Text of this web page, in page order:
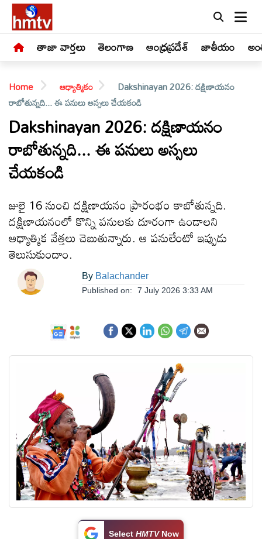
తాజా వార్తలు తెలంగాణ ఆంధ్రప్రదేశ్ జాతీయం
LIVE
తాజా
తెలంగాణ
ఆంధ్రప్రదేశ్
జాతీయం
అంతర్జాతీయం
క్రీడలు
వ్యాపారం
లైఫ్
స్టైల్
Home ఆధ్యాత్మికం
Dakshinayan 2026: దక్షిణాయనం
రాబోతున్నది... ఈ పనులు అస్సలు చేయకండి
Dakshinayan 2026: దక్షిణాయనం
రాబోతున్నది... ఈ పనులు అస్సలు
చేయకండి
జులై 16 నుంచి దక్షిణాయనం ప్రారంభం కాబోతున్నది.
దక్షిణాయనంలో కొన్ని పనులకు దూరంగా ఉండాలని
ఆధ్యాత్మిక వేత్తలు చెబుతున్నారు. ఆ పనులేంటో ఇప్పుడు
తెలుసుకుందాం.
By Balachander
Published on: 7 July 2026 3:33 AM
Select HMTVNow